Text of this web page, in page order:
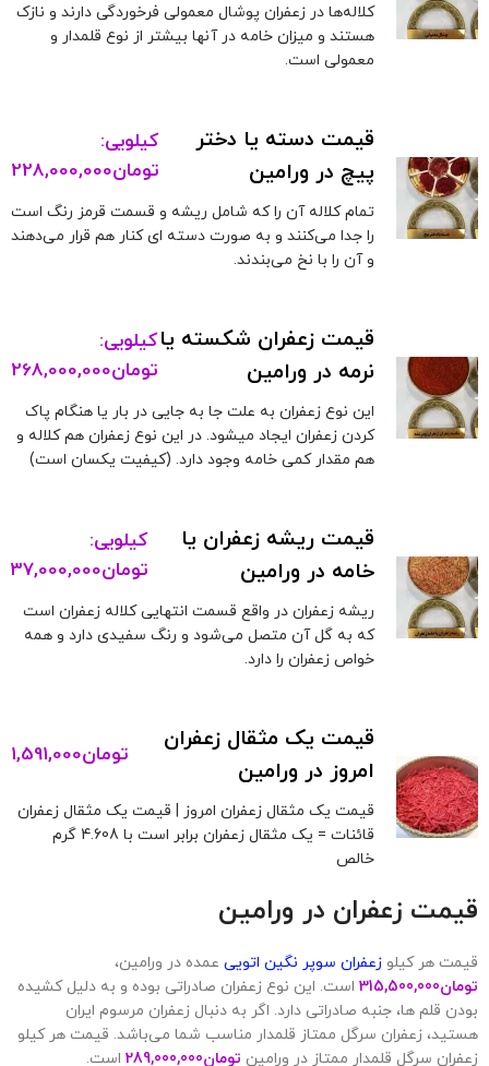
کلاله‌ها در زعفران پوشال معمولی فرخوردگی دارند و نازک
هستند و میزان خامه در آنها بیشتر از نوع قلمدار و
معمولی است.
قیمت دسته یا دختر
پیچ در ورامین
کیلویی:
تومان228,000,000
تمام کلاله آن را که شامل ریشه و قسمت قرمز رنگ است
را جدا می‌کنند و به صورت دسته ای کنار هم قرار می‌دهند
و آن را با نخ می‌بندند.
قیمت زعفران شکسته یا
نرمه در ورامین
کیلویی:
تومان268,000,000
این نوع زعفران به علت جا به جایی در بار یا هنگام پاک
کردن زعفران ایجاد میشود. در این نوع زعفران هم کلاله و
هم مقدار کمی خامه وجود دارد. (کیفیت یکسان است)
قیمت ریشه زعفران یا
خامه در ورامین
کیلویی:
تومان37,000,000
ریشه زعفران در واقع قسمت انتهایی کلاله زعفران است
که به گل آن متصل می‌شود و رنگ سفیدی دارد و همه
خواص زعفران را دارد.
قیمت یک مثقال زعفران
امروز در ورامین
تومان1,591,000
قیمت یک مثقال زعفران امروز | قیمت یک مثقال زعفران
قائنات = یک مثقال زعفران برابر است با 4.608 گرم
خالص
قیمت زعفران در ورامین
قیمت هر کیلو زعفران سوپر نگین اتویی عمده در ورامین،
تومان315,500,000 است. این نوع زعفران صادراتی بوده و به دلیل کشیده
بودن قلم ها، جنبه صادراتی دارد. اگر به دنبال زعفران مرسوم ایران
هستید، زعفران سرگل ممتاز قلمدار مناسب شما می‌باشد. قیمت هر کیلو
زعفران سرگل قلمدار ممتاز در ورامین تومان289,000,000 است.